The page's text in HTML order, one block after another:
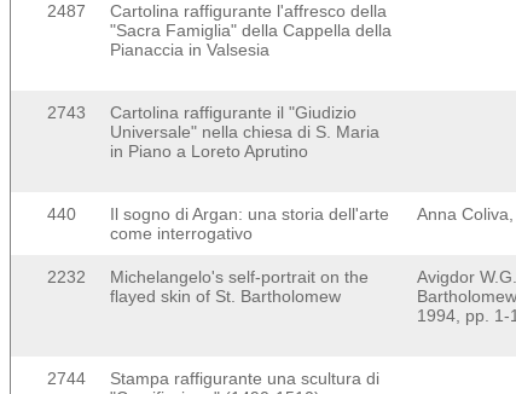
2487
Cartolina raffigurante l'affresco della
"Sacra Famiglia" della Cappella della
Pianaccia in Valsesia
2743
Cartolina raffigurante il "Giudizio
Universale" nella chiesa di S. Maria
in Piano a Loreto Aprutino
440
Il sogno di Argan: una storia dell'arte
come interrogativo
Anna
2232
Michelangelo's self-portrait on the
flayed skin of St. Bartholomew
Avigdor
1994, pp. 1-
2744
Stampa raffigurante una scultura di